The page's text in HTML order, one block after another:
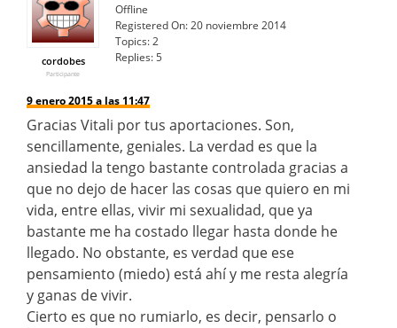
cordobes
Participante
Offline
Registered On:20 noviembre 2014
Topics:2
Replies:5
9 enero 2015 a las 11:47
Gracias Vitali por tus aportaciones. Son,
sencillamente, geniales. La verdad es que la
ansiedad la tengo bastante controlada gracias a
que no dejo de hacer las cosas que quiero en mi
vida, entre ellas, vivir mi sexualidad, que ya
bastante me ha costado llegar hasta donde he
llegado. No obstante, es verdad que ese
pensamiento (miedo) está ahí y me resta alegría
y ganas de vivir.
Cierto es que no rumiarlo, es decir, pensarlo o